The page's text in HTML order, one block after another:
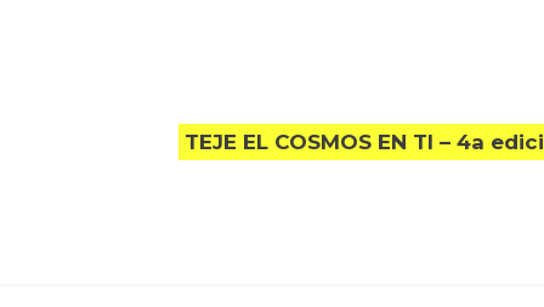
TEJE EL COSMOS EN TI – 4a